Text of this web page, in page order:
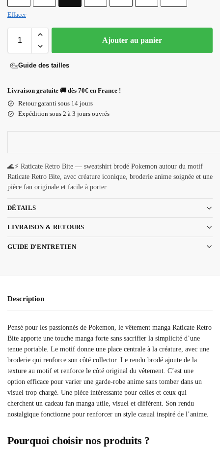
Effacer
Ajouter au panier
Guide des tailles
Livraison gratuite 🚚 dès 70€ en France !
Retour garanti sous 14 jours
Expédition sous 2 à 3 jours ouvrés
🌊⚡ Raticate Retro Bite — sweatshirt brodé Pokemon autour du motif
Raticate Retro Bite, avec créature iconique, broderie anime soignée et une
pièce fan originale et facile à porter.
DÉTAILS
LIVRAISON & RETOURS
GUIDE D'ENTRETIEN
Description
Pensé pour les passionnés de Pokemon, le vêtement manga Raticate Retro
Bite apporte une touche manga forte sans sacrifier la simplicité d’une
tenue portable. Le motif donne une place centrale à la créature, avec une
broderie qui renforce son côté collector. Le rendu brodé ajoute de la
texture au motif et renforce le côté original du vêtement. C’est une
option efficace pour varier une garde-robe anime sans tomber dans un
visuel trop chargé. Une pièce intéressante pour celles et ceux qui
cherchent un cadeau fan manga utile, visuel et différent. Son rendu
nostalgique fonctionne pour renforcer un style casual inspiré de l’anime.
Pourquoi choisir nos produits ?